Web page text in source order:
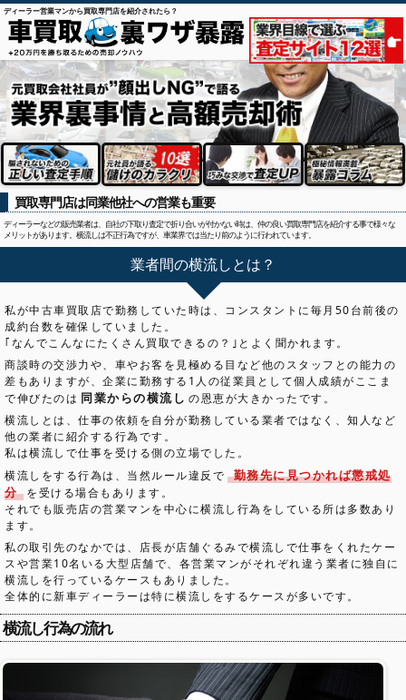
ディーラー営業マンから買取専門店を紹介されたら？
買取専門店は同業他社への営業も重要
ディーラーなどの販売業者は、自社の下取り査定で折り合いが付かない時は、仲の良い買取専門店を紹介する事で様々な
メリットがあります。横流しは不正行為ですが、車業界では当たり前のように行われています。
業者間の横流しとは？
私が中古車買取店で勤務していた時は、コンスタントに毎月50台前後の
成約台数を確保していました。
｢なんでこんなにたくさん買取できるの？｣とよく聞かれます。
商談時の交渉力や、車やお客を見極める目など他のスタッフとの能力の
差もありますが、企業に勤務する1人の従業員として個人成績がここま
で伸びたのは 同業からの横流し の恩恵が大きかったです。
横流しとは、仕事の依頼を自分が勤務している業者ではなく、知人など
他の業者に紹介する行為です。
私は横流しで仕事を受ける側の立場でした。
横流しをする行為は、当然ルール違反で
勤務先に見つかれば懲戒処
分
を受ける場合もあります。
それでも販売店の営業マンを中心に横流し行為をしている所は多数あり
ます。
私の取引先のなかでは、店長が店舗ぐるみで横流しで仕事をくれたケー
スや営業10名いる大型店舗で、各営業マンがそれぞれ違う業者に独自に
横流しを行っているケースもありました。
全体的に新車ディーラーは特に横流しをするケースが多いです。
横流し行為の流れ